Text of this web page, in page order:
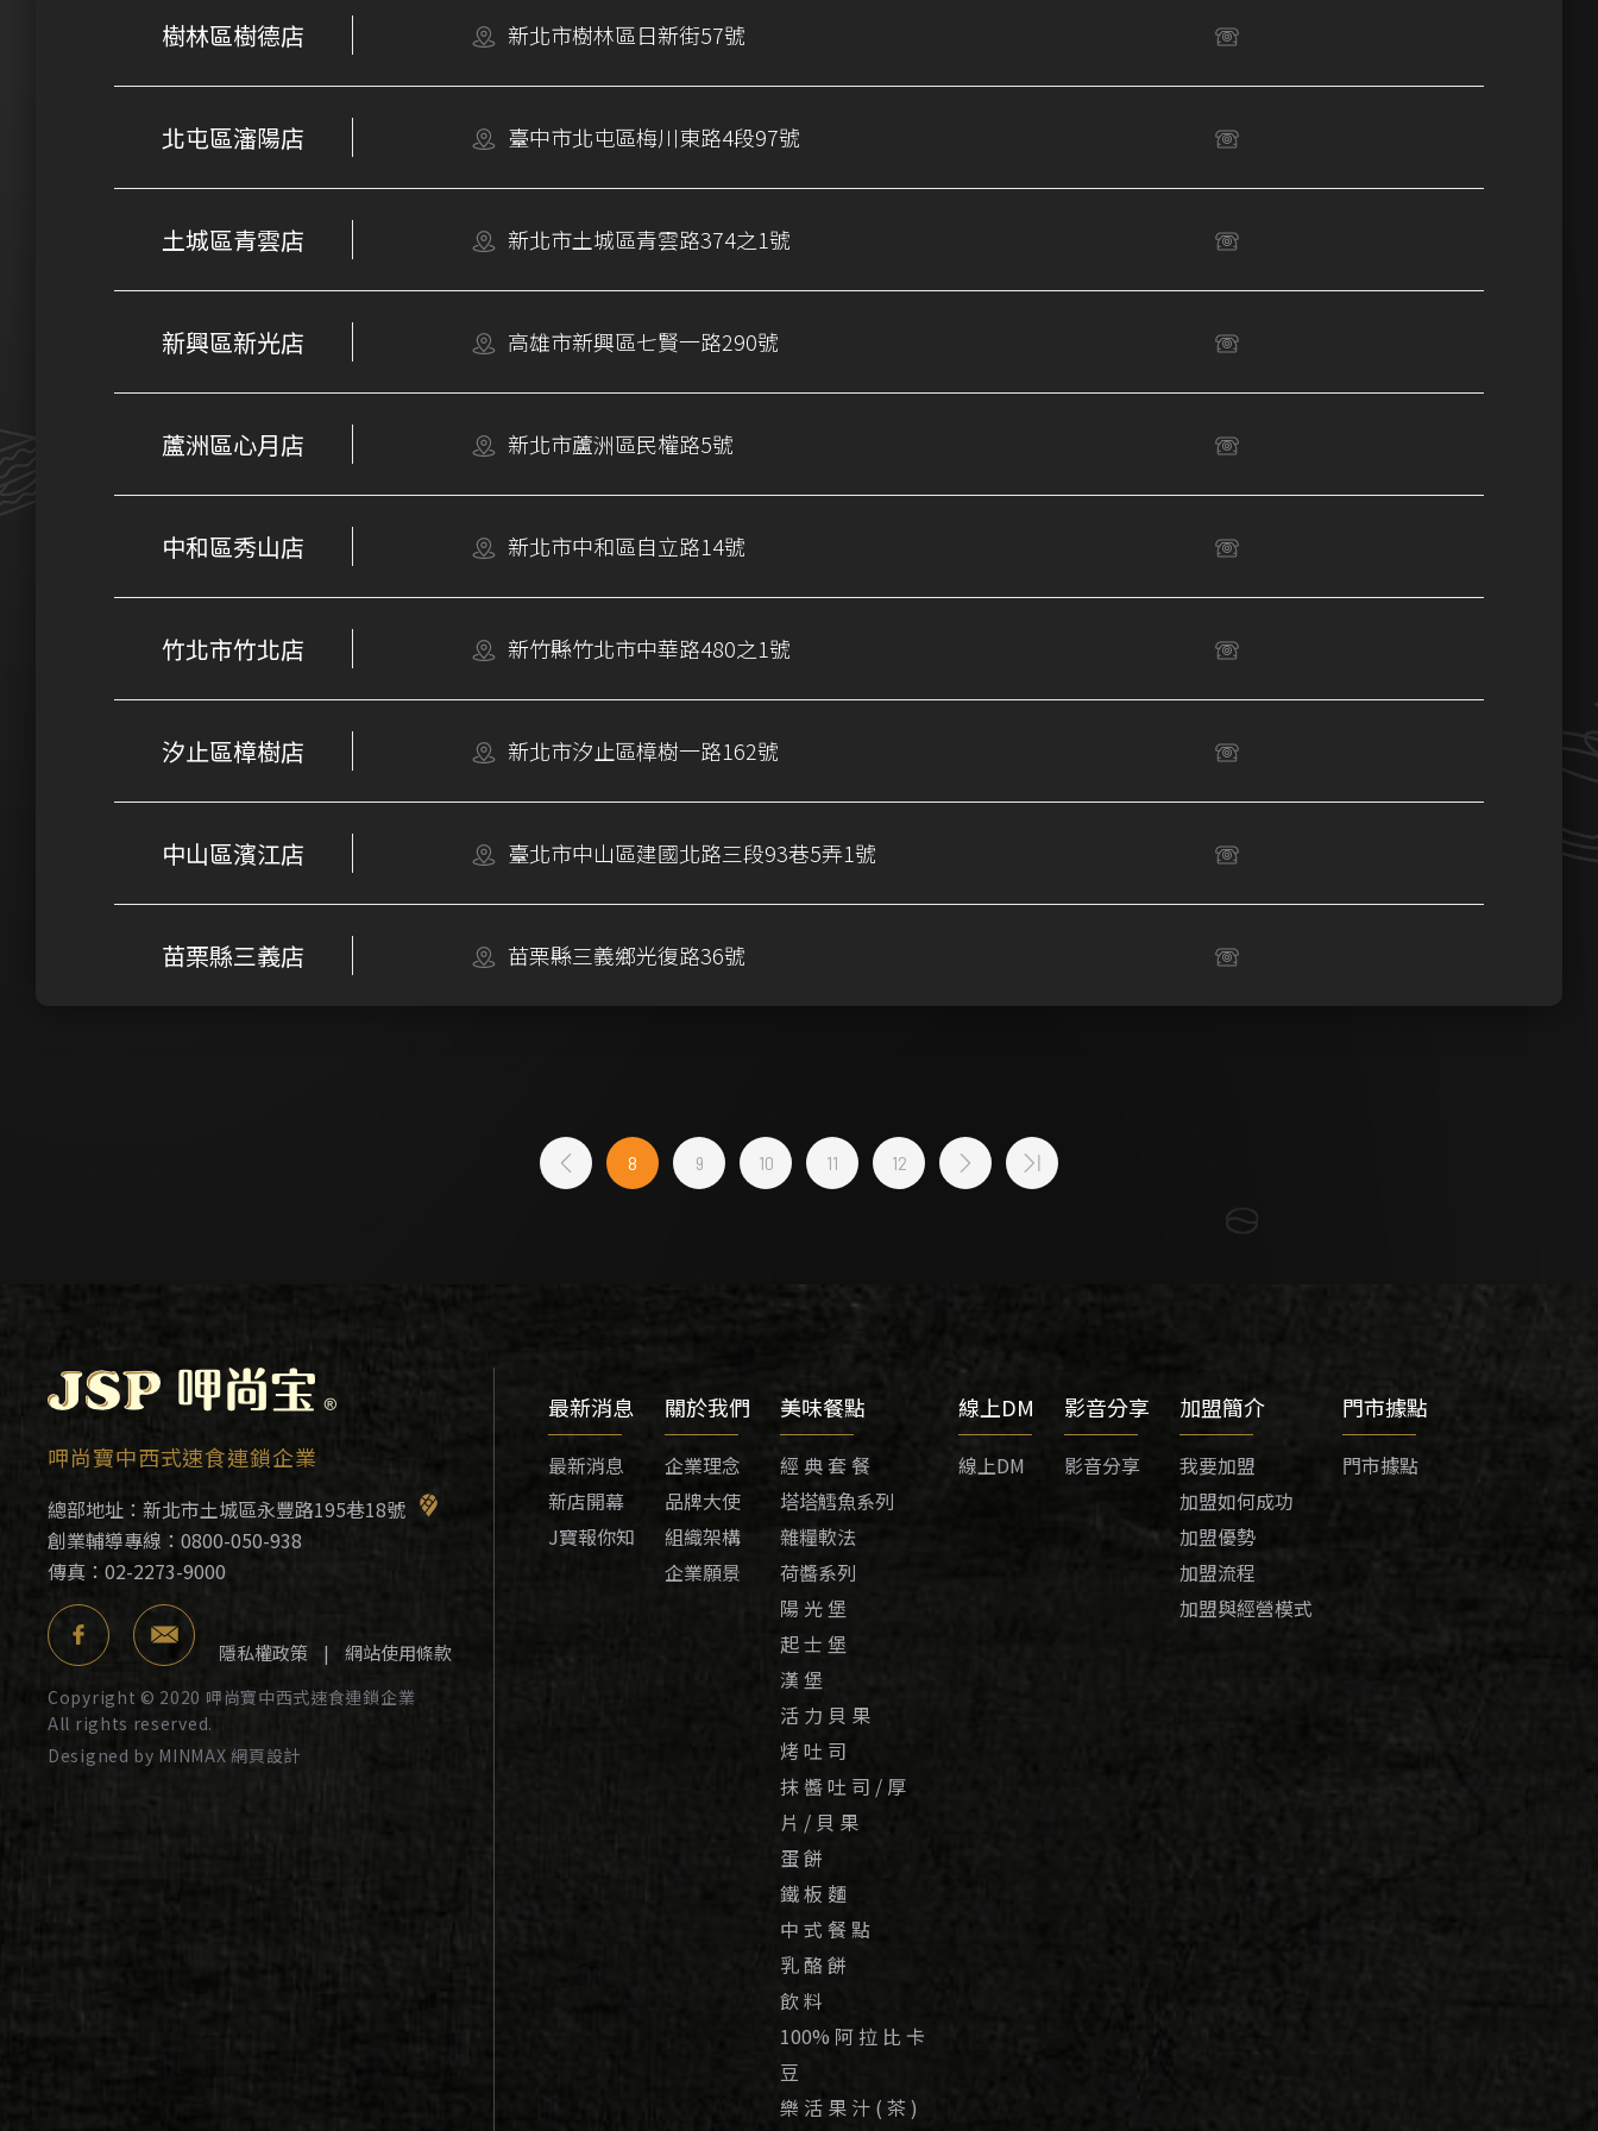
樹林區樹德店 新北市樹林區日新街57號
北屯區瀋陽店 臺中市北屯區梅川東路4段97號
土城區青雲店 新北市土城區青雲路374之1號
新興區新光店 高雄市新興區七賢一路290號
蘆洲區心月店 新北市蘆洲區民權路5號
中和區秀山店 新北市中和區自立路14號
竹北市竹北店 新竹縣竹北市中華路480之1號
汐止區樟樹店 新北市汐止區樟樹一路162號
中山區濱江店 臺北市中山區建國北路三段93巷5弄1號
苗栗縣三義店 苗栗縣三義鄉光復路36號
8 9 10 11 12
呷尚寶中西式速食連鎖企業
總部地址： 新北市土城區永豐路195巷18號
創業輔導專線： 0800-050-938
傳真：02-2273-9000
隱私權政策 | 網站使用條款
Copyright © 2020 呷尚寶中西式速食連鎖企業
All rights reserved.
Designed by MINMAX 網頁設計
最新消息
最新消息
新店開幕
J寶報你知
關於我們
企業理念
品牌大使
組織架構
企業願景
美味餐點
經 典 套 餐
塔塔鱈魚系列
雜糧軟法
荷醬系列
陽 光 堡
起 士 堡
漢 堡
活 力 貝 果
烤 吐 司
抹 醬 吐 司 / 厚
片 / 貝 果
蛋 餅
鐵 板 麵
中 式 餐 點
乳 酪 餅
飲 料
100% 阿 拉 比 卡
豆
樂 活 果 汁 ( 茶 )
線上DM
線上DM
影音分享
影音分享
加盟簡介
我要加盟
加盟如何成功
加盟優勢
加盟流程
加盟與經營模式
門市據點
門市據點